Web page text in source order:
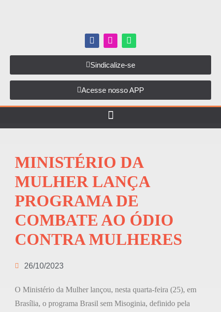
Sindicalize-se
Acesse nosso APP
MINISTÉRIO DA
MULHER LANÇA
PROGRAMA DE
COMBATE AO ÓDIO
CONTRA MULHERES
26/10/2023
O Ministério da Mulher lançou, nesta quarta-feira (25), em
Brasília, o programa Brasil sem Misoginia, definido pela